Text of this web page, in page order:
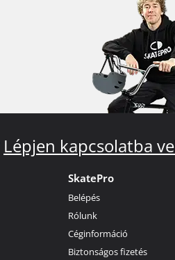
Lépjen kapcsolatba
SkatePro
Belépés
Rólunk
Céginformáció
Biztonságos fizetés